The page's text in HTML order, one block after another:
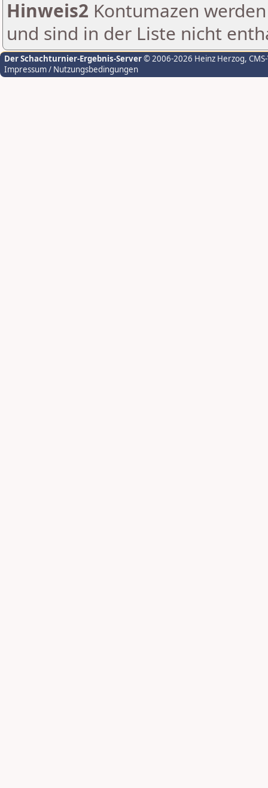
Hinweis2 Kontumazen
und sind in der Liste nicht
Der Schachturnier-Ergebnis-Server© 2006-2026 Heinz Herzog,
Impressum / Nutzungsbedingungen